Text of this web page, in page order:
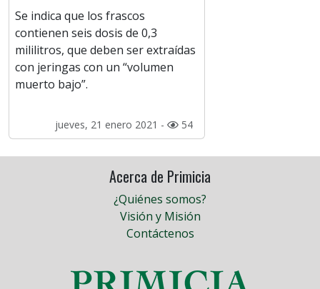
Se indica que los frascos
contienen seis dosis de 0,3
mililitros, que deben ser extraídas
con jeringas con un “volumen
muerto bajo”.
jueves, 21 enero 2021 - 54
Acerca de Primicia
¿Quiénes somos?
Visión y Misión
Contáctenos